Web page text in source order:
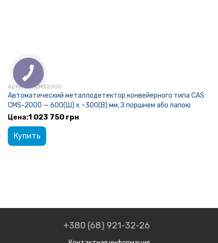
Артикул: CMS2000
Автоматический металлодетектор конвейерного типа CAS
CMS-2000 — 600(Ш) x ~300(В) мм, З поршнем або лапою
1 023 750 грн
Купить
+380 (68) 921-32-26